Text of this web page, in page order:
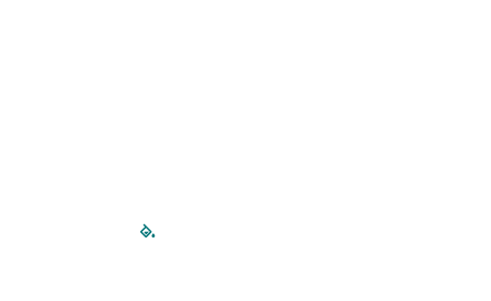
filled-pagination